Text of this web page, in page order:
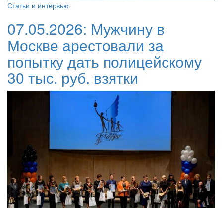
Статьи и интервью
07.05.2026: Мужчину в
Москве арестовали за
попытку дать полицейскому
30 тыс. руб. взятки